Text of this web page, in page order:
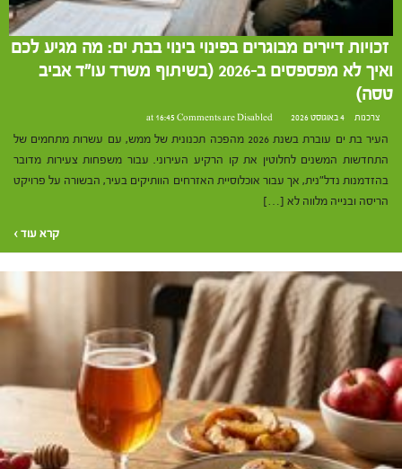
זכויות דיירים מבוגרים בפינוי בינוי בבת ים: מה מגיע לכם
ואיך לא מפספסים ב-2026 (בשיתוף משרד עו"ד אביב
טסה)
צרכנות 4 באוגוסט 2026 at 16:45 Comments are Disabled
העיר בת ים עוברת בשנת 2026 מהפכה תכנונית של ממש, עם עשרות מתחמים של
התחדשות המשנים לחלוטין את קו הרקיע העירוני. עבור משפחות צעירות מדובר
בהזדמנות נדל"נית, אך עבור אוכלוסיית האזרחים הוותיקים בעיר, הבשורה על פרויקט
הריסה ובנייה מלווה לא […]
קרא עוד ›